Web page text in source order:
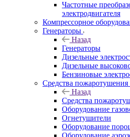
Частотные
электродвигателя
Компрессорное
Генераторы
Назад
Генераторы
Дизельные
Дизельные
Бензиновые
Средства
Назад
Средства
Оборудование
Огнетушители
Оборудование
Оборудование